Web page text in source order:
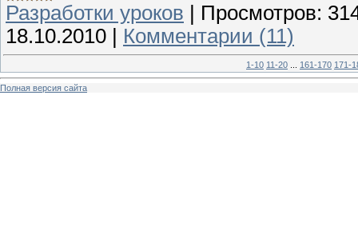
Разработки уроков | Просмотров:
18.10.2010 | Комментарии (11)
1-10 11-20 161-170 171-
Полная версия сайта